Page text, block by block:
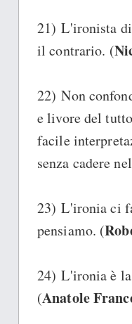
21) L'ironista
il contrario. (
22) Non
e livore del
facile
senza cadere
23) L'ironia ci
pensiamo. (
24) L'ironia è
(Anatole